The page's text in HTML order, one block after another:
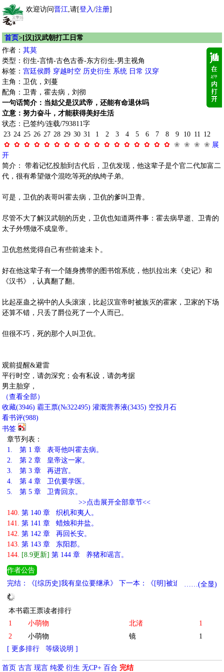
欢迎访问晋江,请[登入/注册]
首页>[汉]汉武朝打工日常
作者： 其莫
类型：衍生-言情-古色古香-东方衍生-男主视角
标签： 宫廷侯爵 穿越时空 历史衍生 系统 日常 汉穿
主角：卫伉，刘蔓
配角：卫青，霍去病，刘彻
一句话简介：当姑父是汉武帝，还能有命退休吗
立意：努力奋斗，才能获得美好生活
状态：已签约/连载/793811字
23
✿
24
✿
25
✿
26
✿
27
✿
28
✿
29
✿
30
✿
31
✿
1
✿
2
✿
3
✿
4
✿
5
✿
6
✿
7
✿
8
✿
9
❀
10
❀
11
❀
12
❀ 展
开
简介： 带着记忆投胎到古代后，卫伉发现，他这辈子是个官二代加富二
代，很有希望做个混吃等死的纨绔子弟。
可是，卫伉的表哥叫霍去病，卫伉的爹叫卫青。
尽管不大了解汉武朝的历史，卫伉也知道两件事：霍去病早逝、卫青的
太子外甥做不成皇帝。
卫伉忽然觉得自己有些前途未卜。
好在他这辈子有一个随身携带的图书馆系统，他扒拉出来《史记》和
《汉书》，认真翻了翻。
比起巫蛊之祸中的人头滚滚，比起汉宣帝时被族灭的霍家，卫家的下场
还算不错，只丢了爵位死了一个人而已。
但很不巧，死的那个人叫卫伉。
观前提醒&避雷
平行时空，请勿深究；会有私设，请勿考据
男主胎穿，
（查看全部）
收藏(3946) 霸王票(№322495) 灌溉营养液(3435) 空投月石
看书评(988)
书签
章节列表：
1.
第 1 章 表哥他叫霍去病。
2.
第 2 章 皇帝这一家。
3.
第 3 章 再进宫。
4.
第 4 章 卫伉要学医。
5.
第 5 章 卫青回京。
>>点击展开全部章节<<
140. 第 140 章 织机和夷人。
141. 第 141 章 蜡烛和井盐。
142. 第 142 章 再回长安。
143. 第 143 章 东阳郡。
144. [8.9更新] 第 144 章 养猪和谣言。
作者公告
完结：《[综历史]我有皇位要继承》 下一本：《[明]被迫登基后》 其
他预收：《[秦]和战国大魔王共享系统》《[秦]始皇弟弟，只想摆
在大唐，我哥李世民》《[清]太子重生后》
……(全显)
本书霸王票读者排行
1
小萌物 北渚
1
2
小萌物 镜
1
[ 更多排行
等级说明 ]
首页 古言 现言 纯爱 衍生 无CP+ 百合 完结